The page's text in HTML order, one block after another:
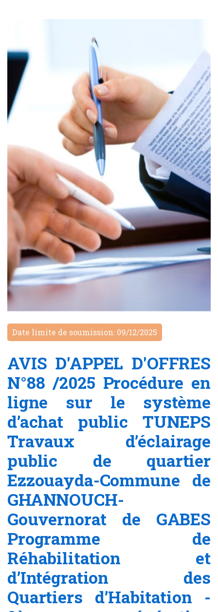
Date limite de soumission: 09/12/2025
AVIS D'APPEL D'OFFRES
N°88 /2025 Procédure en
ligne sur le système
d’achat public TUNEPS
Travaux d’éclairage
public de quartier
Ezzouayda-Commune de
GHANNOUCH-
Gouvernorat de GABES
Programme de
Réhabilitation et
d’Intégration des
Quartiers d’Habitation -